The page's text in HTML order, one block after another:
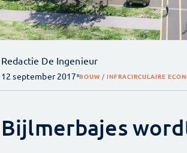
Redactie De Ingenieur
12 september 2017 BOUW / INFRACIRCULAIRE
Bijlmerbajes